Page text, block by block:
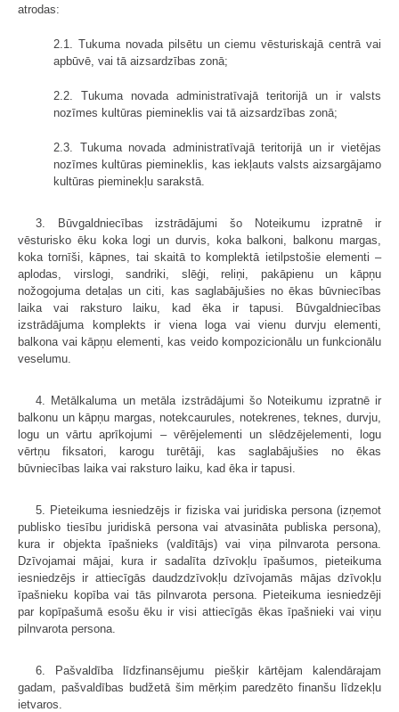
atrodas:
2.1. Tukuma novada pilsētu un ciemu vēsturiskajā centrā vai
apbūvē, vai tā aizsardzības zonā;
2.2. Tukuma novada administratīvajā teritorijā un ir valsts
nozīmes kultūras piemineklis vai tā aizsardzības zonā;
2.3. Tukuma novada administratīvajā teritorijā un ir vietējas
nozīmes kultūras piemineklis, kas iekļauts valsts aizsargājamo
kultūras pieminekļu sarakstā.
3. Būvgaldniecības izstrādājumi šo Noteikumu izpratnē ir
vēsturisko ēku koka logi un durvis, koka balkoni, balkonu margas,
koka tornīši, kāpnes, tai skaitā to komplektā ietilpstošie elementi –
aplodas, virslogi, sandriki, slēģi, reliņi, pakāpienu un kāpņu
nožogojuma detaļas un citi, kas saglabājušies no ēkas būvniecības
laika vai raksturo laiku, kad ēka ir tapusi. Būvgaldniecības
izstrādājuma komplekts ir viena loga vai vienu durvju elementi,
balkona vai kāpņu elementi, kas veido kompozicionālu un funkcionālu
veselumu.
4. Metālkaluma un metāla izstrādājumi šo Noteikumu izpratnē ir
balkonu un kāpņu margas, notekcaurules, notekrenes, teknes, durvju,
logu un vārtu aprīkojumi – vērējelementi un slēdzējelementi, logu
vērtņu fiksatori, karogu turētāji, kas saglabājušies no ēkas
būvniecības laika vai raksturo laiku, kad ēka ir tapusi.
5. Pieteikuma iesniedzējs ir fiziska vai juridiska persona (izņemot
publisko tiesību juridiskā persona vai atvasināta publiska persona),
kura ir objekta īpašnieks (valdītājs) vai viņa pilnvarota persona.
Dzīvojamai mājai, kura ir sadalīta dzīvokļu īpašumos, pieteikuma
iesniedzējs ir attiecīgās daudzdzīvokļu dzīvojamās mājas dzīvokļu
īpašnieku kopība vai tās pilnvarota persona. Pieteikuma iesniedzēji
par kopīpašumā esošu ēku ir visi attiecīgās ēkas īpašnieki vai viņu
pilnvarota persona.
6. Pašvaldība līdzfinansējumu piešķir kārtējam kalendārajam
gadam, pašvaldības budžetā šim mērķim paredzēto finanšu līdzekļu
ietvaros.